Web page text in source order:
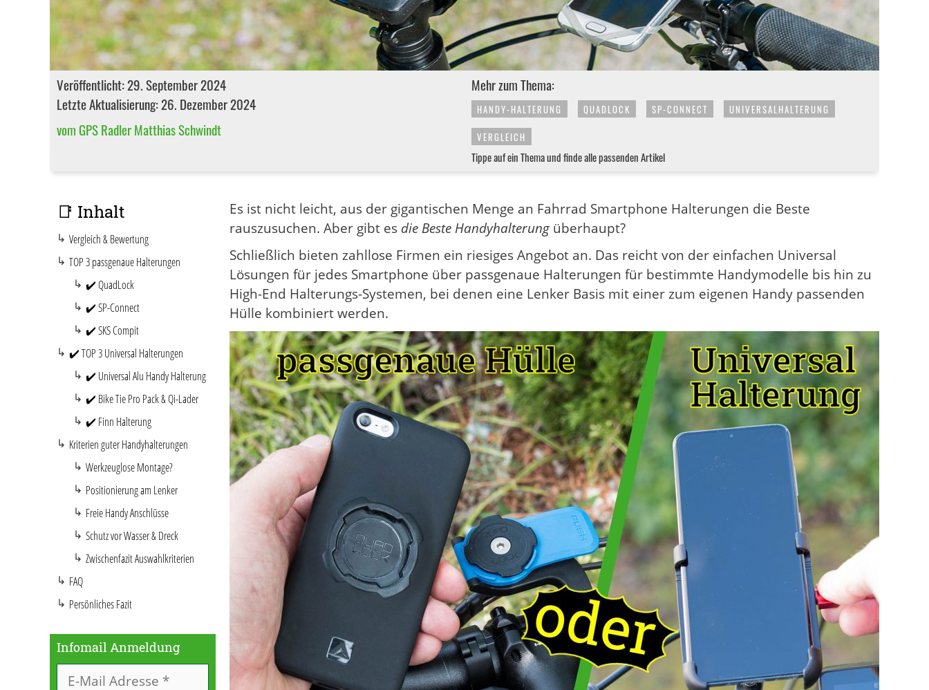
Veröffentlicht: 29. September 2024
Letzte Aktualisierung: 26. Dezember 2024
vom GPS Radler Matthias Schwindt
Mehr zum Thema:
HANDY-HALTERUNG QUADLOCK SP-CONNECT
UNIVERSALHALTERUNG
VERGLEICH
Tippe auf ein Thema und finde alle passenden Artikel
Es ist nicht leicht, aus der gigantischen Menge an Fahrrad Smartphone Halterungen die Beste
rauszusuchen. Aber gibt es die Beste Handyhalterung überhaupt?
Schließlich bieten zahllose Firmen ein riesiges Angebot an. Das reicht von der einfachen Universal
Lösungen für jedes Smartphone über passgenaue Halterungen für bestimmte Handymodelle bis hin zu
High-End Halterungs-Systemen, bei denen eine Lenker Basis mit einer zum eigenen Handy passenden
Hülle kombiniert werden.
📑 Inhalt
Vergleich & Bewertung
TOP 3 passgenaue Halterungen
✔️ QuadLock
✔️ SP-Connect
✔️ SKS Compit
✔️ TOP 3 Universal Halterungen
✔️ Universal Alu Handy Halterung
✔️ Bike Tie Pro Pack & Qi-Lader
✔️ Finn Halterung
Kriterien guter Handyhalterungen
Werkzeuglose Montage?
Positionierung am Lenker
Freie Handy Anschlüsse
Schutz vor Wasser & Dreck
Zwischenfazit Auswahlkriterien
FAQ
Persönliches Fazit
Infomail Anmeldung